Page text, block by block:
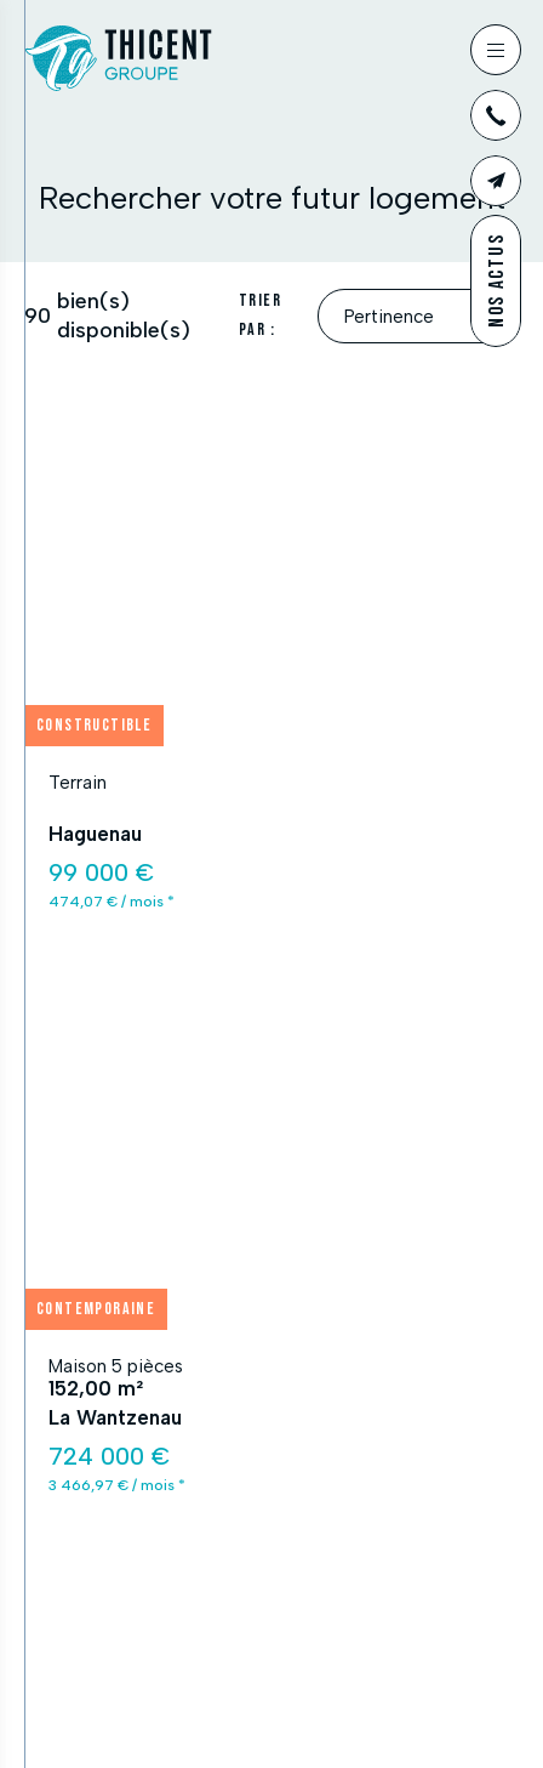
NOS ACTUS
Rechercher votre futur logement
90
bien(s)
disponible(s)
Trier
par :
Constructible
Terrain
Haguenau
99 000 €
474,07 € / mois *
Contemporaine
Maison 5 pièces
152,00 m²
La Wantzenau
724 000 €
3 466,97 € / mois *